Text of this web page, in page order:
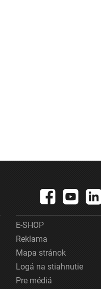
E-SHOP
Reklama
Mapa stránok
Logá na stiahnutie
Pre médiá